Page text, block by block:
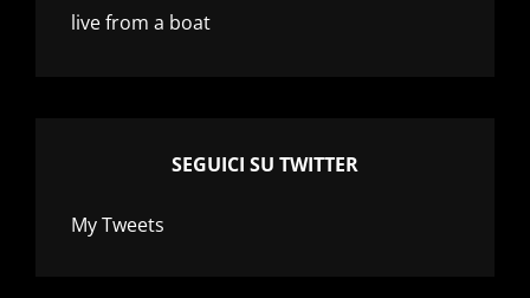
live from a boat
SEGUICI SU TWITTER
My Tweets